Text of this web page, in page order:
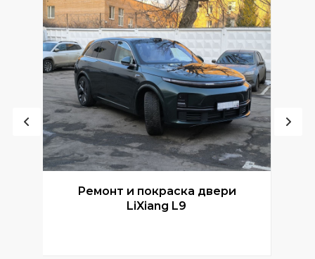
Ремонт и покраска двери
LiXiang L9